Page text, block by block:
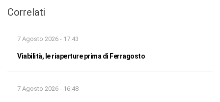
Correlati
7 Agosto 2026 - 17:43
Viabilità, le riaperture prima di Ferragosto
7 Agosto 2026 - 16:48